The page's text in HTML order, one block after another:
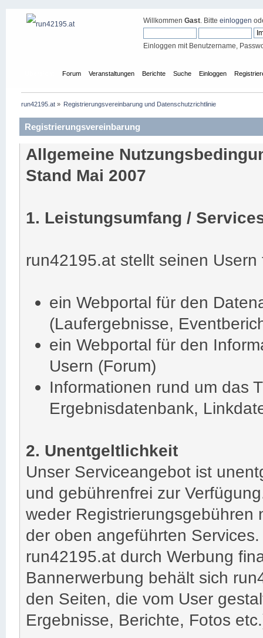
Willkommen Gast. Bitte einloggen
Einloggen mit Benutzername,
Forum Veranstaltungen Berichte Suche Einloggen
run42195.at » Registrierungsvereinbarung und Datenschutzrichtlinie
Registrierungsvereinbarung
Allgemeine
Stand Mai 2007
1. Leistungsumfang /
run42195.at stellt seinen
ein Webportal für den
(Laufergebnisse,
ein Webportal für den
Usern (Forum)
Informationen rund um das
Ergebnisdatenbank,
2. Unentgeltlichkeit
Unser Serviceangebot ist
und gebührenfrei zur
weder
der oben angeführten
run42195.at durch Werbung
Bannerwerbung behält sich
den Seiten, die vom User
Ergebnisse, Berichte, Fotos